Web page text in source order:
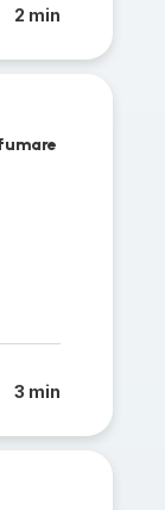
2 min
3 min